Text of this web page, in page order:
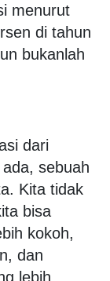
menurut
di tahun
bukanlah
dari
sebuah
Kita tidak
bisa
kokoh,
dan
lebih